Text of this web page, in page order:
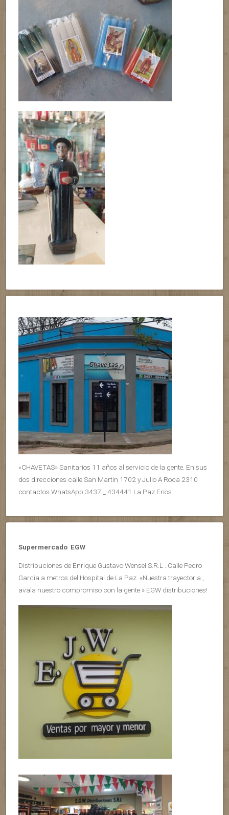
«CHAVETAS» Sanitarios 11 años al servicio de la gente. En sus
dos direcciones calle San Martin 1702 y Julio A Roca 2310
contactos WhatsApp 3437 _ 434441 La Paz Erios
Supermercado EGW
Distribuciones de Enrique Gustavo Wensel S.R.L . Calle Pedro
Garcia a metros del Hospital de La Paz. «Nuestra trayectoria ,
avala nuestro compromiso con la gente » EGW distribuciones!